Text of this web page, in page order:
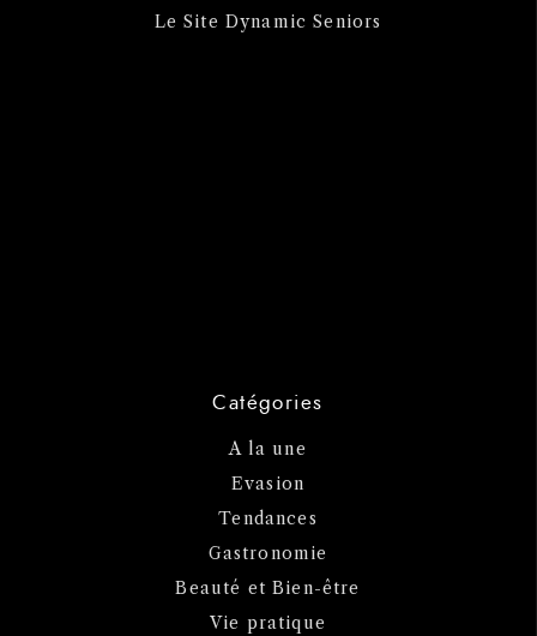
Le Site Dynamic Seniors
Catégories
A la une
Evasion
Tendances
Gastronomie
Beauté et Bien-être
Vie pratique